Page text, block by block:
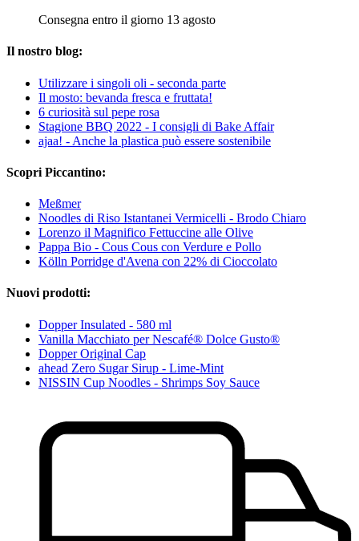
Consegna entro il giorno 13 agosto
Il nostro blog:
Utilizzare i singoli oli - seconda parte
Il mosto: bevanda fresca e fruttata!
6 curiosità sul pepe rosa
Stagione BBQ 2022 - I consigli di Bake Affair
ajaa! - Anche la plastica può essere sostenibile
Scopri Piccantino:
Meßmer
Noodles di Riso Istantanei Vermicelli - Brodo Chiaro
Lorenzo il Magnifico Fettuccine alle Olive
Pappa Bio - Cous Cous con Verdure e Pollo
Kölln Porridge d'Avena con 22% di Cioccolato
Nuovi prodotti:
Dopper Insulated - 580 ml
Vanilla Macchiato per Nescafé® Dolce Gusto®
Dopper Original Cap
ahead Zero Sugar Sirup - Lime-Mint
NISSIN Cup Noodles - Shrimps Soy Sauce